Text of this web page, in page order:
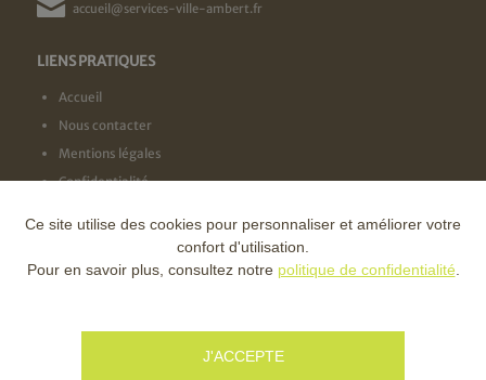
accueil@services-ville-ambert.fr
LIENS PRATIQUES
Accueil
Nous contacter
Mentions légales
Confidentialité
NOS LABELS
Ce site utilise des cookies pour personnaliser et améliorer votre
confort d'utilisation.
Pour en savoir plus, consultez notre politique de confidentialité
J'ACCEPTE